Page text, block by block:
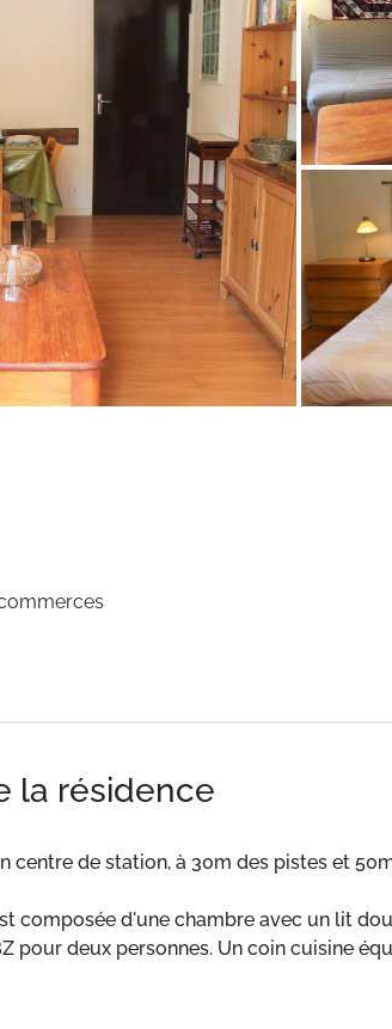
la résidence
centre de station, à 30m des pistes et
composée d'une chambre avec un lit
pour deux personnes. Un coin cuisine